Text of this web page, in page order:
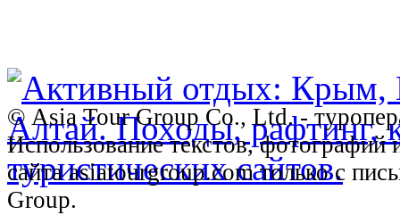
© Asia Tour Group Co., Ltd. -
Использование текстов,
сайта asiatourgroup.com только с
Group.